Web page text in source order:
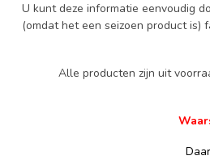
U kunt deze informatie eenvoudig
(omdat het een seizoen product is)
Alle producten zijn uit